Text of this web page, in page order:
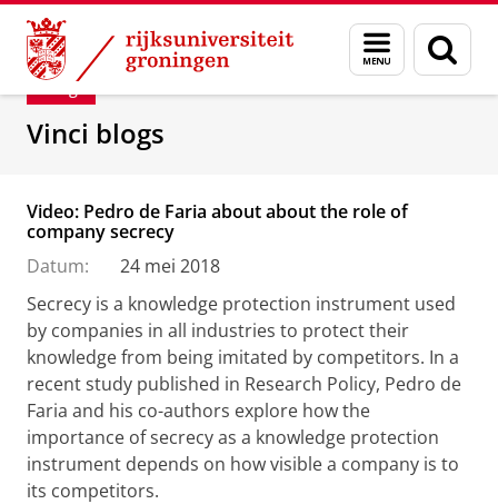
Skip
Content
Skip
Navigation
Menu
en
zoeken
Department of Innovation Management &
Blog
Vinci blogs
Video: Pedro de Faria about about the role of
company secrecy
Datum:
24 mei 2018
Secrecy is a knowledge protection instrument used
by companies in all industries to protect their
knowledge from being imitated by competitors. In a
recent study published in Research Policy, Pedro de
Faria and his co-authors explore how the
importance of secrecy as a knowledge protection
instrument depends on how visible a company is to
its competitors.